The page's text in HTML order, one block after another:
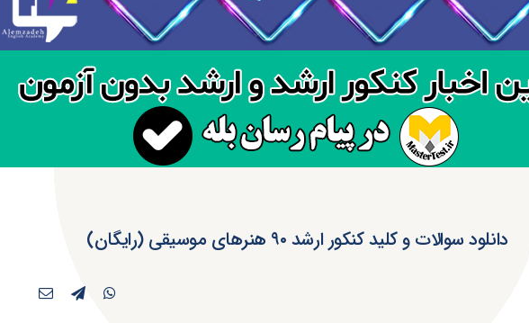
دانلود سوالات و کلید کنکور ارشد ۹۰ هنرهای موسیقی (رایگان)